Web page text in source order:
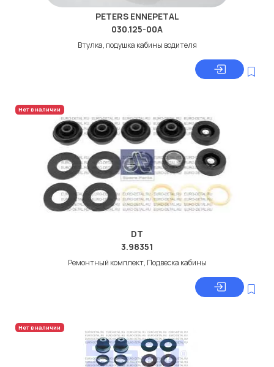
PETERS ENNEPETAL
030.125-00A
Втулка, подушка кабины водителя
Нет в наличии
DT
3.98351
Ремонтный комплект, Подвеска кабины
Нет в наличии